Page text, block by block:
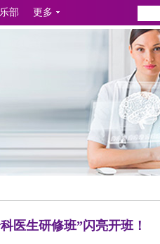
部 更多
医生研修班”闪亮开班！